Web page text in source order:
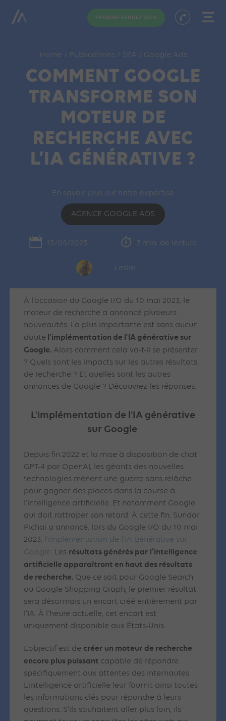
PRENDRE RENDEZ-VOUS
Home / Publications / SEA / Google Ads
COMMENT GOOGLE
TRANSFORME SON
MOTEUR DE
RECHERCHE AVEC
L’IA GÉNÉRATIVE ?
En savoir plus sur notre expertise
AGENCE GOOGLE ADS
15/05/2023 3 min. de lecture
Leslie
À l’occasion du Google I/O du 10 mai 2023, le
moteur de recherche a annoncé plusieurs
nouveautés. La plus importante est sans aucun
doute l’implémentation de l’IA générative sur
Google. Alors comment cela va-t-il se présenter
? Quels sont les impacts sur les autres résultats
de recherche ? Et quelles sont les autres
annonces de Google ? Découvrez les réponses.
L’implémentation de l’IA générative
sur Google
Depuis fin 2022 et la mise à disposition de chat
GPT-4 par OpenAI, les géants des nouvelles
technologies mènent une guerre sans relâche
pour gagner des places dans la course à
l’intelligence artificielle. Et notamment Google
qui doit rattraper son retard. À cette fin, Sundar
Pichai a annoncé, lors du Google I/O du 10 mai
2023,
l’implémentation de l’IA générative sur
Google. Les résultats générés par l’intelligence
artificielle apparaîtront en haut des résultats
de recherche. Que ce soit pour Google Search
ou Google Shopping Graph, le premier résultat
sera désormais un encart créé entièrement par
l’IA. À l’heure actuelle, cet encart est
uniquement disponible aux États-Unis.
L’objectif est de créer un moteur de recherche
encore plus puissant capable de répondre
spécifiquement aux attentes des internautes.
L’intelligence artificielle leur fournit ainsi toutes
les informations clés pour répondre à leurs
questions. S’ils souhaitent aller plus loin, ils